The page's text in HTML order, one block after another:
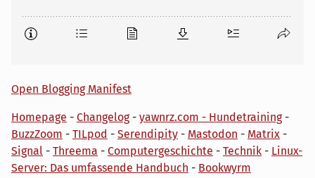
Open Blogging Manifest
Homepage - Changelog- yawnrz.com - Hundetraining-
BuzzZoom - TILpod - Serendipity - Mastodon - Matrix -
Signal - Threema - Computergeschichte - Technik - Linux-
Server: Das umfassende Handbuch - Bookwyrm